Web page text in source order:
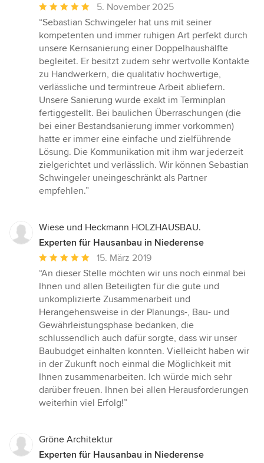
Durchschnittliche
Bewertung:
5
von
5
Sternen
5. November 2025
“Sebastian Schwingeler hat uns mit seiner
kompetenten und immer ruhigen Art perfekt durch
unsere Kernsanierung einer Doppelhaushälfte
begleitet. Er besitzt zudem sehr wertvolle Kontakte
zu Handwerkern, die qualitativ hochwertige,
verlässliche und termintreue Arbeit abliefern.
Unsere Sanierung wurde exakt im Terminplan
fertiggestellt. Bei baulichen Überraschungen (die
bei einer Bestandsanierung immer vorkommen)
hatte er immer eine einfache und zielführende
Lösung. Die Kommunikation mit ihm war jederzeit
zielgerichtet und verlässlich. Wir können Sebastian
Schwingeler uneingeschränkt als Partner
empfehlen.”
Wiese und Heckmann HOLZHAUSBAU.
Experten für Hausanbau in Niederense
Durchschnittliche
Bewertung:
5
von
5
Sternen
15. März 2019
“An dieser Stelle möchten wir uns noch einmal bei
Ihnen und allen Beteiligten für die gute und
unkomplizierte Zusammenarbeit und
Herangehensweise in der Planungs-, Bau- und
Gewährleistungsphase bedanken, die
schlussendlich auch dafür sorgte, dass wir unser
Baubudget einhalten konnten. Vielleicht haben wir
in der Zukunft noch einmal die Möglichkeit mit
Ihnen zusammenarbeiten. Ich würde mich sehr
darüber freuen. Ihnen bei allen Herausforderungen
weiterhin viel Erfolg!”
Gröne Architektur
Experten für Hausanbau in Niederense